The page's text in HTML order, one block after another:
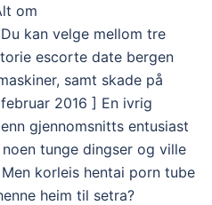
om
kan velge mellom tre
escorte date bergen
samt skade på
2016 ] En ivrig
gjennomsnitts entusiast
tunge dingser og ville
korleis hentai porn tube
heim til setra?